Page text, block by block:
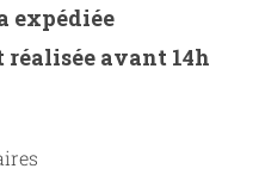
expédiée
réalisée avant 14h